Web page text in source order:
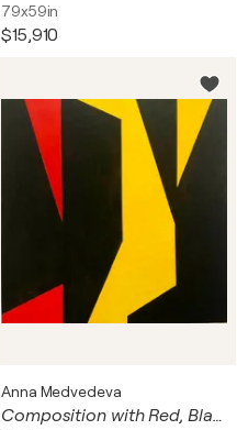
79x59in
$15,910
Anna Medvedeva
Composition with Red, Black & Yellow